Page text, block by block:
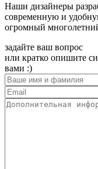
Наши дизайнеры
современную и
огромный
задайте ваш вопрос
или кратко опишите
вами :)